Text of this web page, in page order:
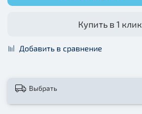
Купить в 1 клик
Добавить в сравнение
Выбрать